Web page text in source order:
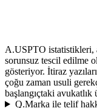
A.USPTO istatistikleri,
sorunsuz tescil edilme
gösteriyor. İtiraz
çoğu zaman usuli
başlangıçtaki avukatlık
Q.Marka ile telif